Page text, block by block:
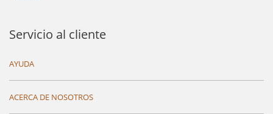
Servicio al cliente
AYUDA
ACERCA DE NOSOTROS